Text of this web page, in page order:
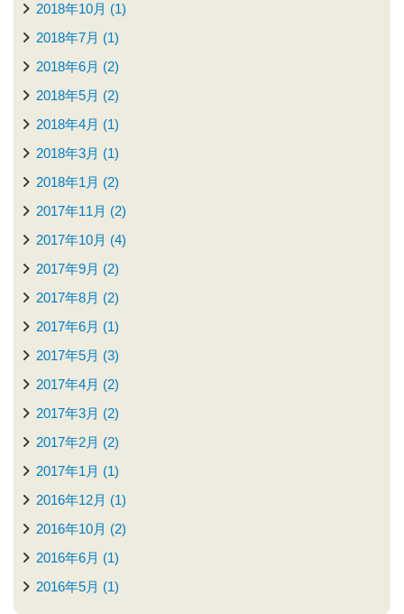
2018年10月 (1)
2018年7月 (1)
2018年6月 (2)
2018年5月 (2)
2018年4月 (1)
2018年3月 (1)
2018年1月 (2)
2017年11月 (2)
2017年10月 (4)
2017年9月 (2)
2017年8月 (2)
2017年6月 (1)
2017年5月 (3)
2017年4月 (2)
2017年3月 (2)
2017年2月 (2)
2017年1月 (1)
2016年12月 (1)
2016年10月 (2)
2016年6月 (1)
2016年5月 (1)